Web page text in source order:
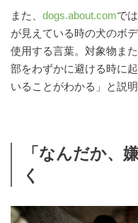
また、 dogs.about.comで
が見えている時の犬のボ
使用する言葉。対象物ま
部をわずかに避ける時に
いることがわかる」と説
「なんだか、
く